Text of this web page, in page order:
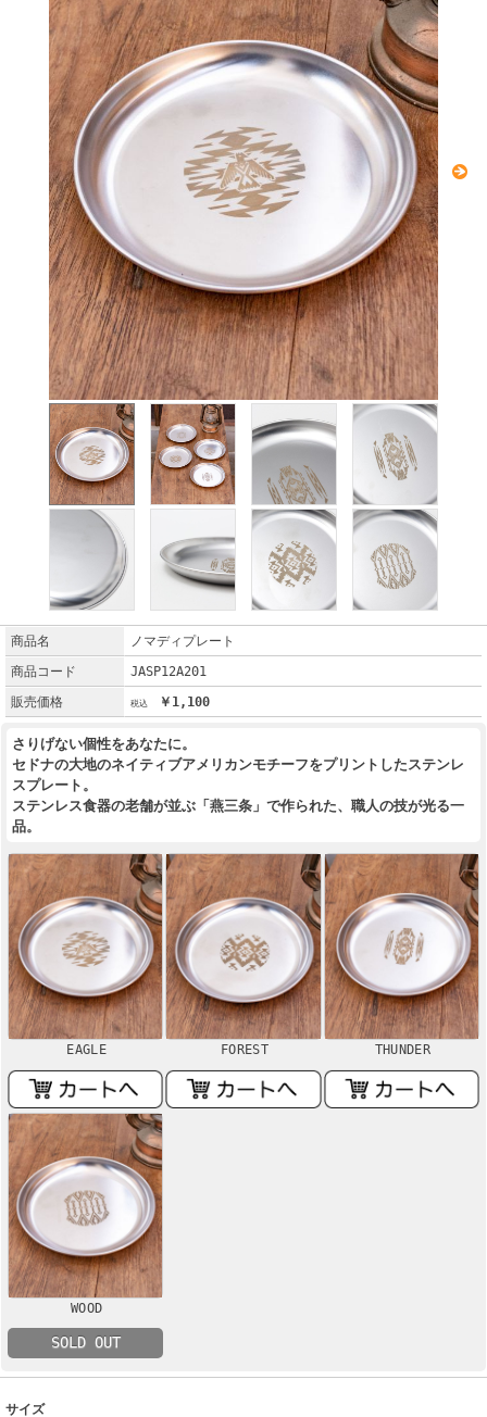
商品名
ノマディプレート
商品コード
JASP12A201
販売価格
￥1,100
さりげない個性をあなたに。
セドナの大地のネイティブアメリカンモチーフをプリントしたステンレ
スプレート。
ステンレス食器の老舗が並ぶ「燕三条」で作られた、職人の技が光る一
品。
EAGLE FOREST THUNDER
WOOD
SOLD OUT
サイズ